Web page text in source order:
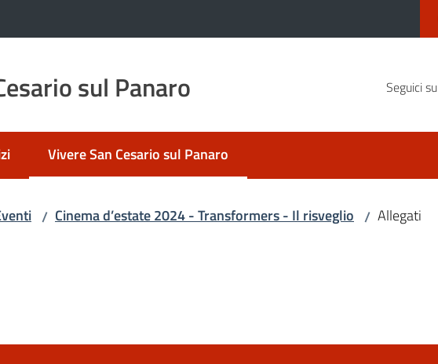
sul Panaro Seguici su
Vivere San Cesario sul Panaro
Menu selezionato
/ Cinema d’estate 2024 - Transformers - Il risveglio / Allegati